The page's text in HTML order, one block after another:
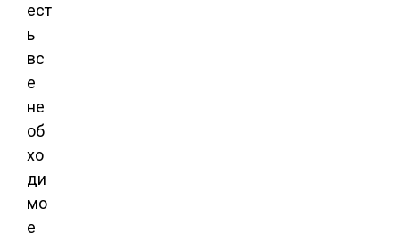
ест
ь
вс
е
не
об
хо
ди
мо
е